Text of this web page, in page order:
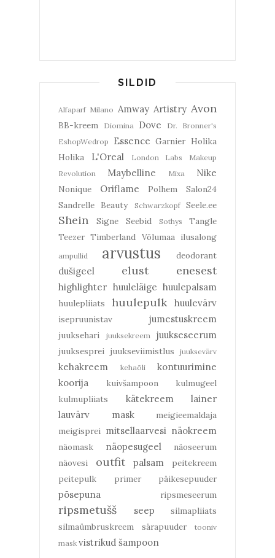
SILDID
Alfaparf Milano Amway Artistry Avon
BB-kreem Diomina Dove
Dr. Bronner's
EshopWedrop
Essence Garnier Holika
Holika
L'Oreal London Labs
Makeup
Revolution
Maybelline Mixa Nike
Nonique Oriflame Polhem
Salon24
Sandrelle Beauty
Schwarzkopf Seele.ee
Shein Signe Seebid Sothys
Tangle
Teezer Timberland Võlumaa ilusalong
ampullid arvustus deodorant
dušigeel elust enesest
highlighter huuleläige huulepalsam
huulepliiats huulepulk huulevärv
isepruunistav jumestuskreem
juuksehari juuksekreem juukseseerum
juuksesprei juukseviimistlus juuksevärv
kehakreem kehaõli
kontuurimine
koorija
kuivšampoon
kulmugeel
kulmupliiats
kätekreem
lainer
lauvärv
mask
meigieemaldaja
meigisprei mitsellaarvesi näokreem
näomask näopesugeel
näoseerum
näovesi
outfit palsam
peitekreem
peitepulk
primer päikesepuuder
põsepuna ripsmeseerum
ripsmetušš seep
silmapliiats
silmaümbruskreem
särapuuder
tooniv
mask vistrikud šampoon